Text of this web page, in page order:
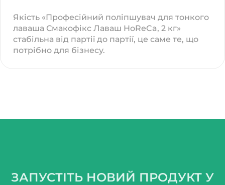
Якість «Професійний поліпшувач для тонкого
лаваша Смакофікс Лаваш HoReCa, 2 кг»
стабільна від партії до партії, це саме те, що
потрібно для бізнесу.
ЗАПУСТІТЬ НОВИЙ ПРОДУКТ У